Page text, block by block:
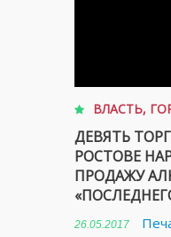
ВЛАСТЬ,
ДЕВЯТЬ
РОСТОВЕ
ПРОДАЖУ
26.05.2017